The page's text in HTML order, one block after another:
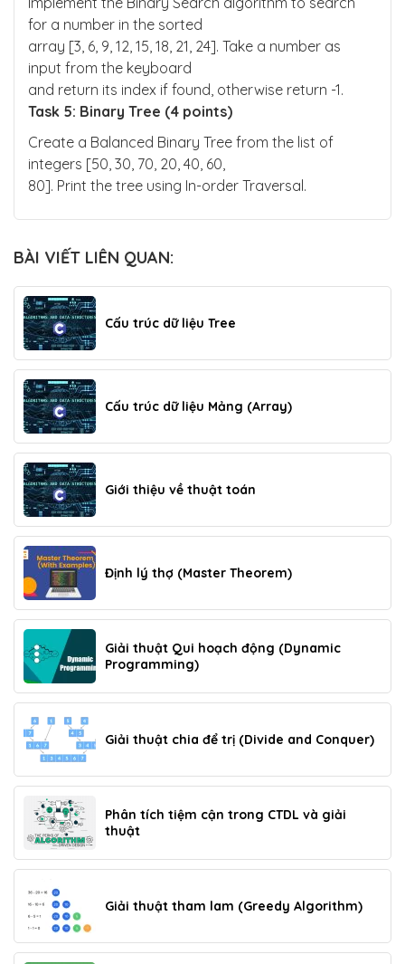
for a number in the sorted
array [3, 6, 9, 12, 15, 18, 21, 24]. Take a number as
input from the keyboard
and return its index if found, otherwise return -1.
Task 5: Binary Tree (4 points)
Create a Balanced Binary Tree from the list of
integers [50, 30, 70, 20, 40, 60,
80]. Print the tree using In-order Traversal.
BÀI VIẾT LIÊN QUAN:
Cấu trúc dữ liệu Tree
Cấu trúc dữ liệu Mảng (Array)
Giới thiệu về thuật toán
Định lý thợ (Master Theorem)
Giải thuật Qui hoạch động (Dynamic
Programming)
Giải thuật chia để trị (Divide and Conquer)
Phân tích tiệm cận trong CTDL và giải
thuật
Giải thuật tham lam (Greedy Algorithm)